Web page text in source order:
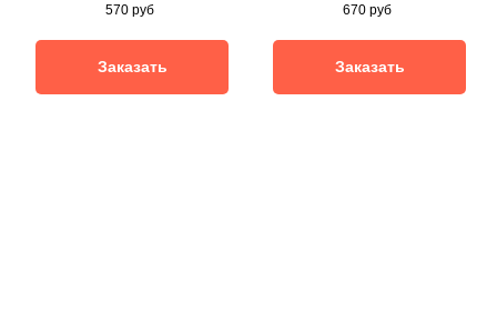
570 руб
Заказать
670 руб
Заказать